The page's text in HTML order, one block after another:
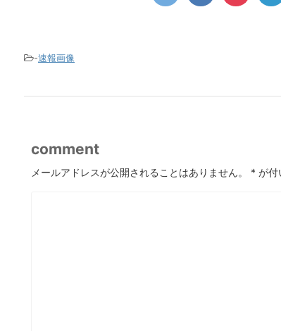
-速報画像
comment
メールアドレスが公開されることはありません。 * が付